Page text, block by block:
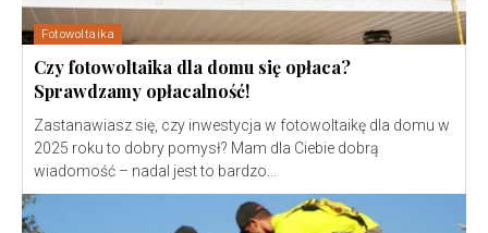
Fotowoltaika
Czy fotowoltaika dla domu się opłaca?
Sprawdzamy opłacalność!
Zastanawiasz się, czy inwestycja w fotowoltaikę dla domu w
2025 roku to dobry pomysł? Mam dla Ciebie dobrą
wiadomość – nadal jest to bardzo...